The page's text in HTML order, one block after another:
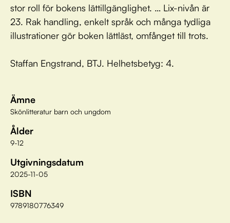
stor roll för bokens lättillgänglighet. … Lix-nivån är
23. Rak handling, enkelt språk och många tydliga
illustrationer gör boken lättläst, omfånget till trots.
Staffan Engstrand, BTJ. Helhetsbetyg: 4.
Ämne
Skönlitteratur barn och ungdom
Ålder
9-12
Utgivningsdatum
2025-11-05
ISBN
9789180776349